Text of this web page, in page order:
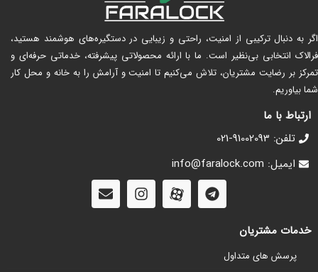
اگر به دنبال ترکیبی از امنیت، راحتی و زیبایی در دستگیره‌های هوشمند هستید،
فرالاک انتخابی بی‌نظیر است. ما با ارائه محصولاتی پیشرفته، خدماتی حرفه‌ای و
تمرکز بر رضایت مشتریان، تلاش می‌کنیم تا امنیت و آرامش را به خانه و محل کار
شما بیاوریم.
ارتباط با ما
تلفن: 91002093-021
ایمیل: info@faralock.com
خدمات مشتریان
پرسش های متداول